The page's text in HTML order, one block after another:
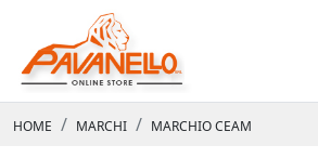
HOME MARCHI MARCHIO CEAM